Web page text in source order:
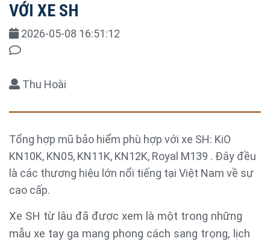
VỚI XE SH
2026-05-08 16:51:12
Thu Hoài
Tổng hợp mũ bảo hiểm phù hợp với xe SH: KiO
KN10K, KN05, KN11K, KN12K, Royal M139 . Đây đều
là các thương hiệu lớn nổi tiếng tại Việt Nam về sự
cao cấp.
Xe SH từ lâu đã được xem là một trong những
mẫu xe tay ga mang phong cách sang trọng, lịch